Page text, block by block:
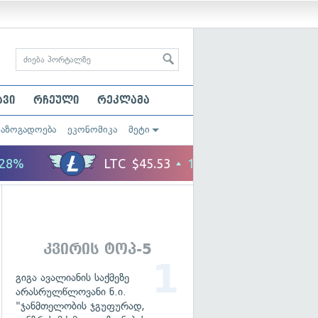
რჩეული რეკლამა
ეკონომიკა მეტი
კვირის ტოპ-5
გიგა ავალიანის საქმეზე
არასრულწლოვანი ნ.ი.
"ჯანმთელობის ჯგუფურად,